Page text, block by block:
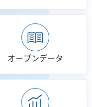
オープンデータ